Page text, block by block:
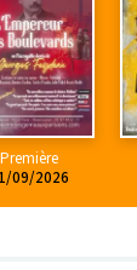
Première
09/2026